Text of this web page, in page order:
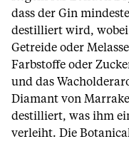
dass der Gin
destilliert wird,
Getreide oder
Farbstoffe oder
und das
Diamant von
destilliert, was ihm
verleiht. Die